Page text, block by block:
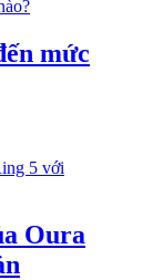
mức
Oura